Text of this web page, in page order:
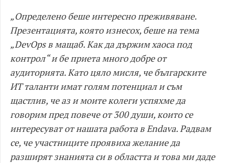
„Определено беше интересно преживяване.
Презентацията, която изнесох, беше на тема
„DevOps в мащаб. Как да държим хаоса под
контрол“ и бе приета много добре от
аудиторията. Като цяло мисля, че българските
ИТ таланти имат голям потенциал и съм
щастлив, че аз и моите колеги успяхме да
говорим пред повече от 300 души, които се
интересуват от нашата работа в Endava. Радвам
се, че участниците проявиха желание да
разширят знанията си в областта и това ми даде